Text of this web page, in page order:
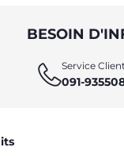
BESOIN
Service
091-